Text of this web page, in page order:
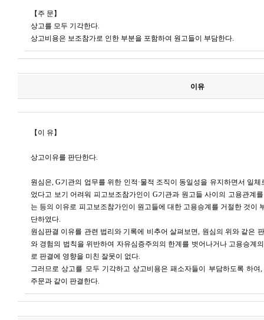
【주 문】
상고를 모두 기각한다.
상고비용은 보조참가로 인한 부분을 포함하여 원고들이 부담한다.
이유
【이 유】
상고이유를 판단한다.
원심은, G기관의 업무를 위한 인적·물적 조직이 동일성을 유지하면서 일
었다고 보기 어려워 피고보조참가인이 G기관과 원고들 사이의 고용관계
는 등의 이유로 피고보조참가인이 원고들에 대한 고용승계를 거절한 것이
단하였다.
원심판결 이유를 관련 법리와 기록에 비추어 살펴보면, 원심의 위와 같은
와 경험의 법칙을 위반하여 자유심증주의의 한계를 벗어나거나 고용승계
로 판결에 영향을 미친 잘못이 없다.
그러므로 상고를 모두 기각하고 상고비용은 패소자들이 부담하도록 하
주문과 같이 판결한다.